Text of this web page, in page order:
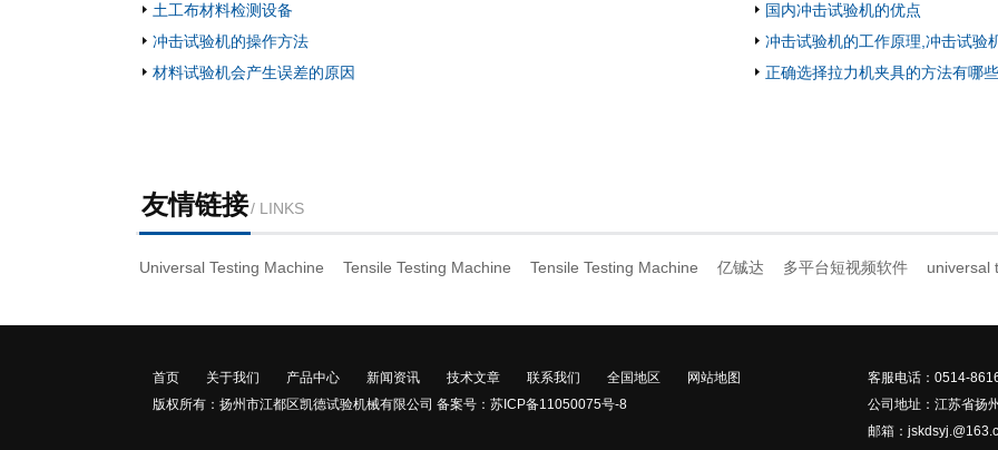
土工布材料检测设备
国内冲击试验机的优点
冲击试验机的操作方法
冲击试验机的工作原理,冲击试验
材料试验机会产生误差的原因
正确选择拉力机夹具的方法有哪
友情链接/ LINKS
Universal Testing Machine Tensile Testing Machine Tensile Testing Machine 亿铖达 多平台短视频软件 universal
首页 关于我们 产品中心 新闻资讯 技术文章 联系我们 全国地区
网站地图
版权所有：扬州市江都区凯德试验机械有限公司 备案号：苏ICP备11050075号-8
客服电话：0514-
公司地址：江苏省扬
邮箱：